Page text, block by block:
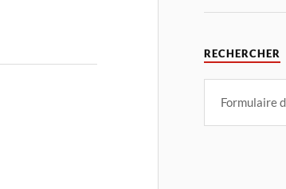
RECHERCHER